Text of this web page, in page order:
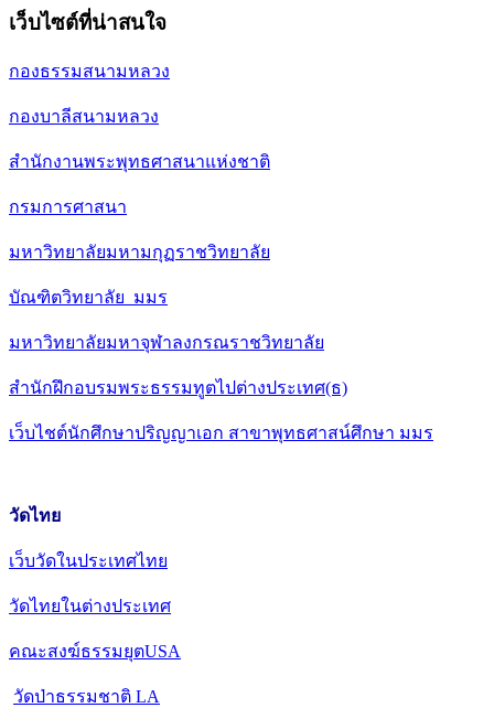
เว็บไซต์ที่น่าสนใจ
กองธรรมสนามหลวง
กองบาลีสนามหลวง
สำนักงานพระพุทธศาสนาแห่งชาติ
กรมการศาสนา
มหาวิทยาลัยมหามกุฏราชวิทยาลัย
บัณฑิตวิทยาลัย มมร
มหาวิทยาลัยมหาจุฬาลงกรณราชวิทยาลัย
สำนักฝึกอบรมพระธรรมทูตไปต่างประเทศ(ธ)
เว็บไชต์นักศึกษาปริญญาเอก สาขาพุทธศาสน์ศึกษา มมร
วัดไทย
เว็บวัดในประเทศไทย
วัดไทยในต่างประเทศ
คณะสงฆ์ธรรมยุตUSA
วัดป่าธรรมชาติ LA